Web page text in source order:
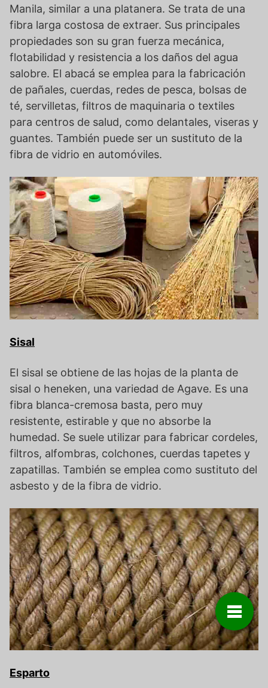
Manila, similar a una platanera. Se trata de una
fibra larga costosa de extraer. Sus principales
propiedades son su gran fuerza mecánica,
flotabilidad y resistencia a los daños del agua
salobre. El abacá se emplea para la fabricación
de pañales, cuerdas, redes de pesca, bolsas de
té, servilletas, filtros de maquinaria o textiles
para centros de salud, como delantales, viseras y
guantes. También puede ser un sustituto de la
fibra de vidrio en automóviles.
Sisal
El sisal se obtiene de las hojas de la planta de
sisal o heneken, una variedad de Agave. Es una
fibra blanca-cremosa basta, pero muy
resistente, estirable y que no absorbe la
humedad. Se suele utilizar para fabricar cordeles,
filtros, alfombras, colchones, cuerdas tapetes y
zapatillas. También se emplea como sustituto del
asbesto y de la fibra de vidrio.
Esparto